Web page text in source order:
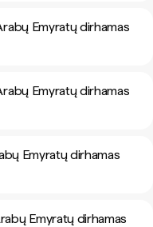
Emyratų dirhamas
Emyratų dirhamas
Emyratų dirhamas
Emyratų dirhamas